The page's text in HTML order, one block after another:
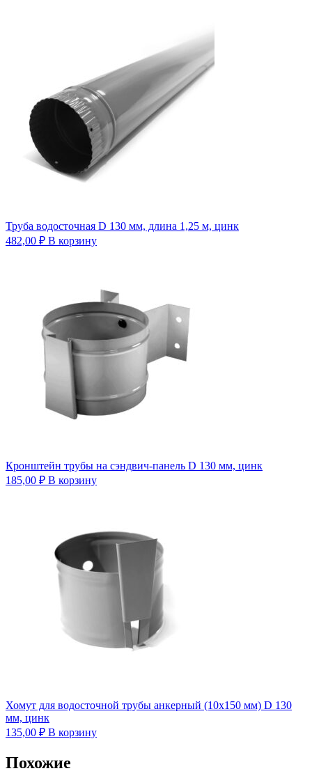
Труба водосточная D 130 мм, длина 1,25 м, цинк
482,00 ₽ В корзину
Кронштейн трубы на сэндвич-панель D 130 мм, цинк
185,00 ₽ В корзину
Хомут для водосточной трубы анкерный (10х150 мм) D 130
мм, цинк
135,00 ₽ В корзину
Похожие